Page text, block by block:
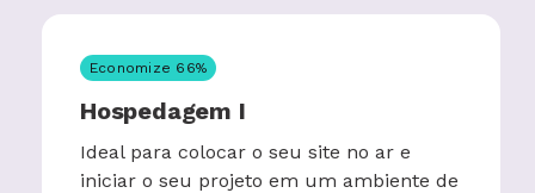
Economize 66%
Hospedagem I
Ideal para colocar o seu site no ar e
iniciar o seu projeto em um ambiente de